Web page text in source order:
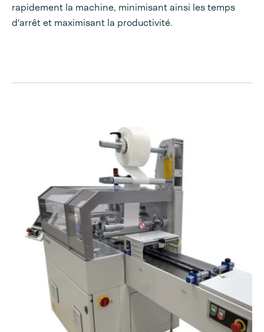
rapidement la machine, minimisant ainsi les temps
d'arrêt et maximisant la productivité.